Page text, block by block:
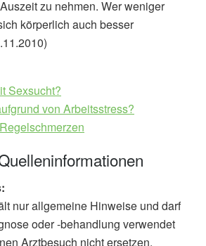
zu nehmen. Wer weniger
körperlich auch besser
Sexsucht?
von Arbeitsstress?
nur allgemeine Hinweise und darf
oder -behandlung verwendet
Arztbesuch nicht ersetzen.